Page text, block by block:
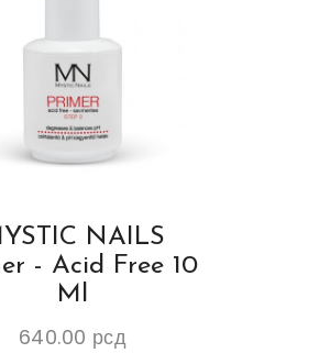
NAILS
- Acid Free 10
Ml
640.00 рсд